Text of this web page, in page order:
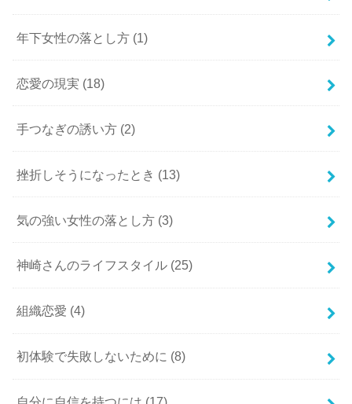
年下女性の落とし方 (1)
恋愛の現実 (18)
手つなぎの誘い方 (2)
挫折しそうになったとき (13)
気の強い女性の落とし方 (3)
神崎さんのライフスタイル (25)
組織恋愛 (4)
初体験で失敗しないために (8)